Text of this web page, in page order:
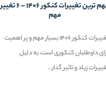
مهم ترین تغییرات کنکور 1406 – 6 تغییر
مهم
تغییرات کنکور 1406 بسیار مهم و پر اهمیت
داوطلبان کنکوری است، به دلیل
زیاد و تاثیر گذار...